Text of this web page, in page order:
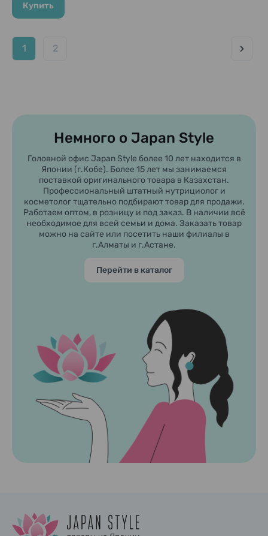
Купить
1 2
Немного о Japan Style
Головной офис Japan Style более 10 лет находится в
Японии (г.Кобе). Более 15 лет мы занимаемся
поставкой оригинального товара в Казахстан.
Профессиональный штатный нутрициолог и
косметолог тщательно подбирают товар для продажи.
Работаем оптом, в розницу и под заказ. В наличии всё
необходимое для всей семьи и дома. Заказать товар
можно на сайте или посетить наши филиалы в
г.Алматы и г.Астане.
Перейти в каталог